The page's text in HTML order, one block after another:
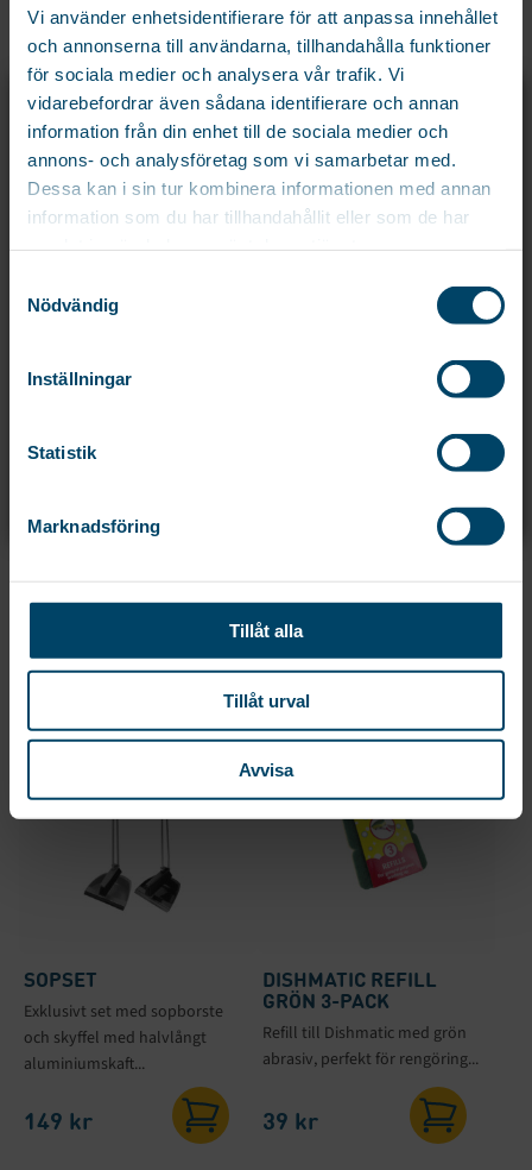
Vi använder enhetsidentifierare för att anpassa innehållet
och annonserna till användarna, tillhandahålla funktioner
för sociala medier och analysera vår trafik. Vi
vidarebefordrar även sådana identifierare och annan
information från din enhet till de sociala medier och
annons- och analysföretag som vi samarbetar med.
Dessa kan i sin tur kombinera informationen med annan
information som du har tillhandahållit eller som de har
Nödvändig
Inställningar
Statistik
Marknadsföring
Tillåt alla
Tillåt urval
Avvisa
RELATERADE PRODUKTER
LEVANG MJUK VISKOSMOPP REFILL
39kr
SOPSET
Exklusivt set med sopborste
och skyffel med halvlångt
aluminiumskaft...
149 kr
DISHMATIC REFILL
GRÖN 3-PACK
Refill till Dishmatic med grön
abrasiv, perfekt för rengöring...
39 kr
REGISTRERA DIG OCH FÅ 15% PÅ DIN
FÖRSTA ORDER!
Registrera dig för att ta del av exklusiva erbjudanden och de senaste
nyheterna före alla andra!
Email*